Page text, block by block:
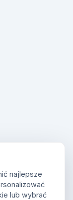
najlepsze
lub wybrać